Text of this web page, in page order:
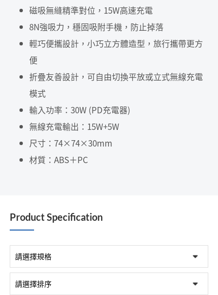
磁吸無縫精準對位，15W高速充電
8N強吸力，穩固吸附手機，防止掉落
輕巧便攜設計，小巧立方體造型，旅行攜帶更方
便
折疊友善設計，可自由切換平放或立式無線充電
模式
輸入功率：30W (PD充電器)
無線充電輸出：15W+5W
尺寸：74×74×30mm
材質：ABS＋PC
Product Specification